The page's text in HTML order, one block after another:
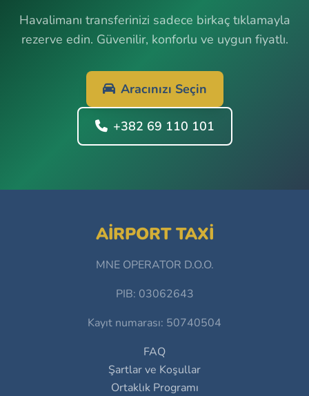
Havalimanı transferinizi sadece birkaç tıklamayla
rezerve edin. Güvenilir, konforlu ve uygun fiyatlı.
Aracınızı Seçin
+382 69 110 101
AIRPORT TAXI
MNE OPERATOR D.O.O.
PIB: 03062643
Kayıt numarası: 50740504
FAQ
Şartlar ve Koşullar
Ortaklık Programı